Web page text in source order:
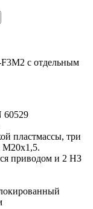
с отдельным
60529
пластмассы, три
M20x1,5.
приводом и 2 НЗ